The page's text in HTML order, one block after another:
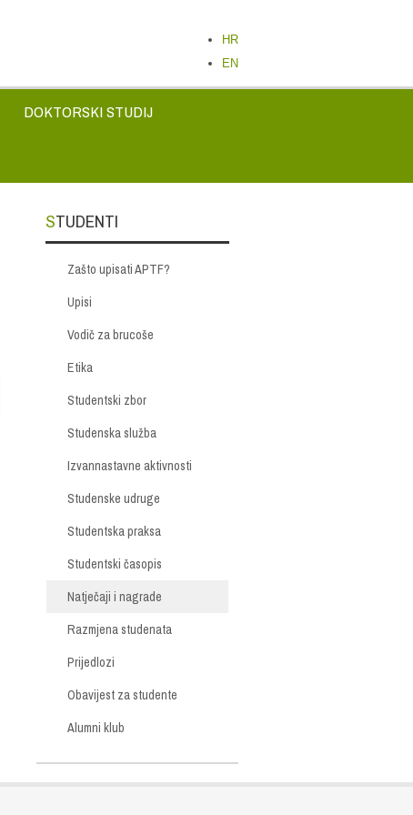
HR
EN
DOKTORSKI STUDIJ
STUDENTI
Zašto upisati APTF?
Upisi
Vodič za brucoše
Etika
Studentski zbor
Studenska služba
Izvannastavne aktivnosti
Studenske udruge
Studentska praksa
Studentski časopis
Natječaji i nagrade
Razmjena studenata
Prijedlozi
Obavijest za studente
Alumni klub